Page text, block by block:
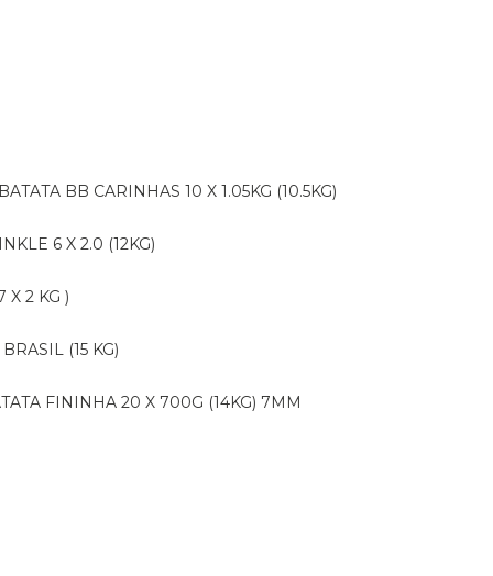
BATATA BB CARINHAS 10 X 1.05KG (10.5KG)
6 X 2.0 (12KG)
X 2 KG )
(15 KG)
FININHA 20 X 700G (14KG) 7MM